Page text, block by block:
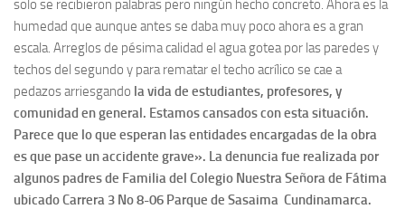
solo se recibieron palabras pero ningún hecho concreto. Ahora es la
humedad que aunque antes se daba muy poco ahora es a gran
escala. Arreglos de pésima calidad el agua gotea por las paredes y
techos del segundo y para rematar el techo acrílico se cae a
pedazos arriesgando la vida de estudiantes, profesores, y
comunidad en general. Estamos cansados con esta situación.
Parece que lo que esperan las entidades encargadas de la obra
es que pase un accidente grave». La denuncia fue realizada por
algunos padres de Familia del Colegio Nuestra Señora de Fátima
ubicado Carrera 3 No 8-06 Parque de Sasaima Cundinamarca.